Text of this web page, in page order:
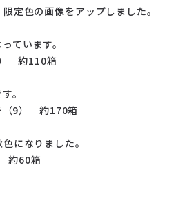
定色の画像をアップしました。
ています。
約110箱
。
（9） 約170箱
になりました。
約60箱